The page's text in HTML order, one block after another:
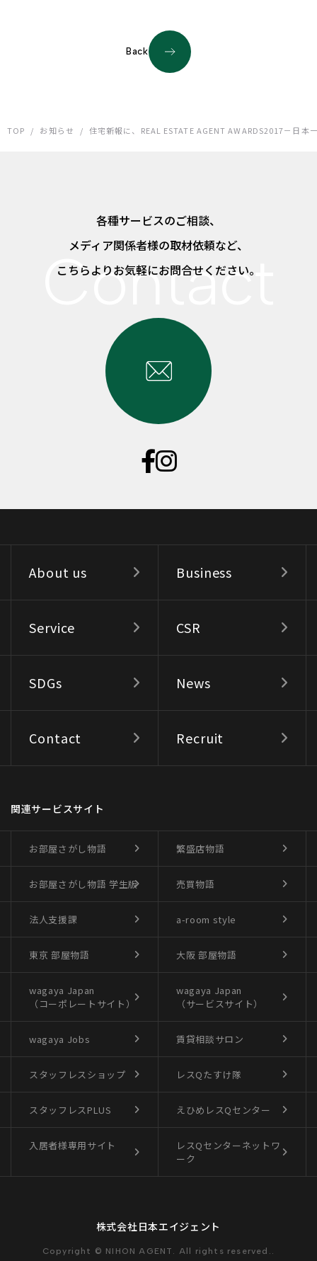
Back
TOP / お知らせ / 住宅新報に、REAL ESTATE AGENT AWARDS2017－日本
各種サービスのご相談、
メディア関係者様の取材依頼など、
こちらよりお気軽にお問合せください。
About us Business
Service CSR
SDGs News
Contact Recruit
関連サービスサイト
お部屋さがし物語 繁盛店物語
お部屋さがし物語 学生版 売買物語
法人支援課 a-room style
東京 部屋物語 大阪 部屋物語
wagaya Japan
（コーポレートサイト）
wagaya Japan
（サービスサイト）
wagaya Jobs 賃貸相談サロン
スタッフレスショップ レスQたすけ隊
スタッフレスPLUS えひめレスQセンター
入居者様専用サイト
レスQセンターネットワ
ーク
株式会社日本エイジェント
Copyright © NIHON AGENT. All rights reserved..